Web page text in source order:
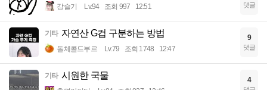
강슬기 Lv.94 조회 997 12:51 댓글
기타 자연산 G컵 구분하는 방법
돌체콜드부르 Lv.79 조회 1748 12:47
9
댓글
기타 시원한 국물 4